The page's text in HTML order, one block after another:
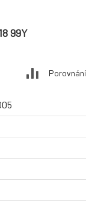
99Y
Porovnání